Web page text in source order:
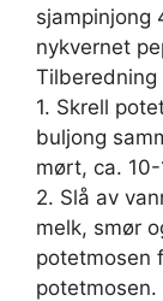
sjampinjong
nykvernet
Tilberedning
1. Skrell
buljong
mørt, ca.
2. Slå av
melk, smør
potetmosen